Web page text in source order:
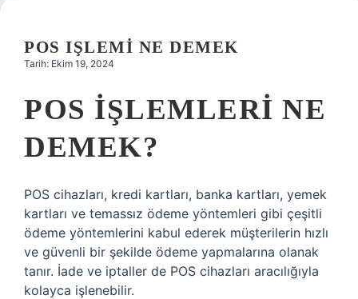
POS IŞLEMI NE DEMEK
Tarih: Ekim 19, 2024
POS IŞLEMLERI NE
DEMEK?
POS cihazları, kredi kartları, banka kartları, yemek
kartları ve temassız ödeme yöntemleri gibi çeşitli
ödeme yöntemlerini kabul ederek müşterilerin hızlı
ve güvenli bir şekilde ödeme yapmalarına olanak
tanır. İade ve iptaller de POS cihazları aracılığıyla
kolayca işlenebilir.